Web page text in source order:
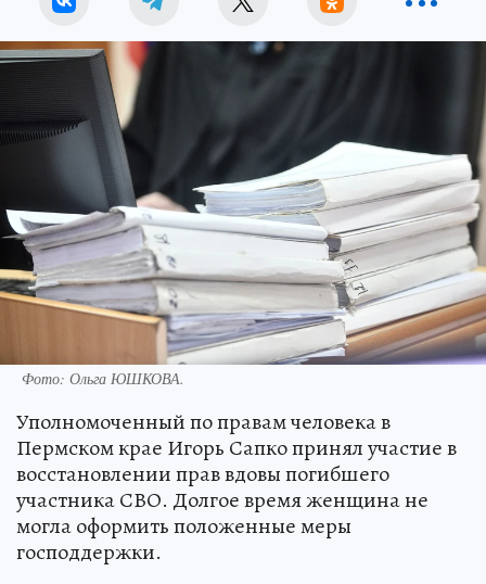
Фото: Ольга ЮШКОВА.
Уполномоченный по правам человека в
Пермском крае Игорь Сапко принял участие в
восстановлении прав вдовы погибшего
участника СВО. Долгое время женщина не
могла оформить положенные меры
господдержки.